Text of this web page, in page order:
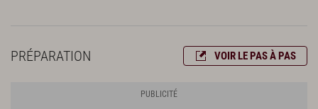
30 g de truffe noire
5 cl de vieux vinaigre balsamique de Modène
PRÉPARATION VOIR LE PAS À PAS